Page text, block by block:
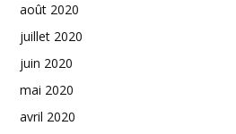
août 2020
juillet 2020
juin 2020
mai 2020
avril 2020